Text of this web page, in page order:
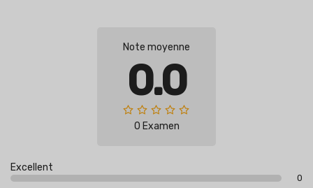
Note moyenne
0.0
0 Examen
Excellent
0